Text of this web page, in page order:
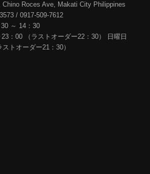
Roces Ave, Makati City Philippines
/ 0917-509-7612
～ 14：30
：00 （ラストオーダー22：30） 日曜日
トオーダー21：30）